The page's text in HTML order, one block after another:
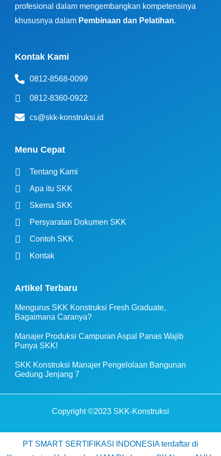
profesional dalam mengembangkan kompetensinya
khususnya dalam Pembinaan dan Pelatihan.
Kontak Kami
0812-8568-0099
0812-8360-0922
cs@skk-konstruksi.id
Menu Cepat
Tentang Kami
Apa itu SKK
Skema SKK
Persyaratan Dokumen SKK
Contoh SKK
Kontak
Artikel Terbaru
Mengurus SKK Konstruksi Fresh Graduate,
Bagaimana Caranya?
Manajer Produksi Campuran Aspal Panas Wajib
Punya SKK!
SKK Konstruksi Manajer Pengelolaan Bangunan
Gedung Jenjang 7
Copyright ©2023 SKK-Konstruksi
PT SMART SERTIFIKASI INDONESIA terdaftar di